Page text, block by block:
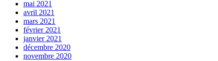
mai 2021
avril 2021
mars 2021
février 2021
janvier 2021
décembre 2020
novembre 2020